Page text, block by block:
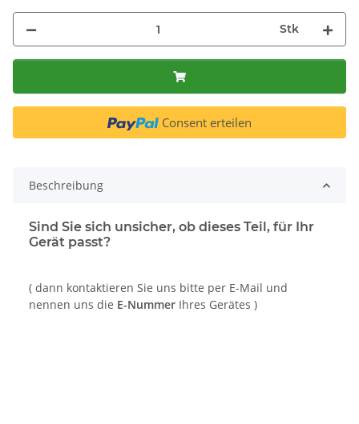
Stk
Consent erteilen
Beschreibung
Sind Sie sich unsicher, ob dieses Teil, für Ihr
Gerät passt?
( dann kontaktieren Sie uns bitte per E-Mail und
nennen uns die E-Nummer Ihres Gerätes )